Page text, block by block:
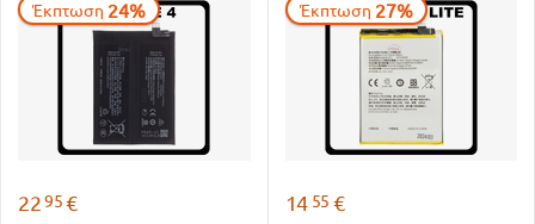
Έκπτωση 24%
2295€
Έκπτωση 27%
14 55 €